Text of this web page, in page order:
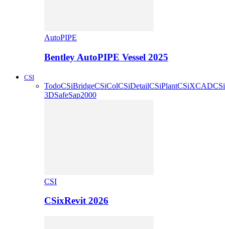
AutoPIPE
Bentley AutoPIPE Vessel 2025
CSI
TodoCSiBridgeCSiColCSiDetailCSiPlantCSiXCAD
3DSafeSap2000
CSI
CSixRevit 2026